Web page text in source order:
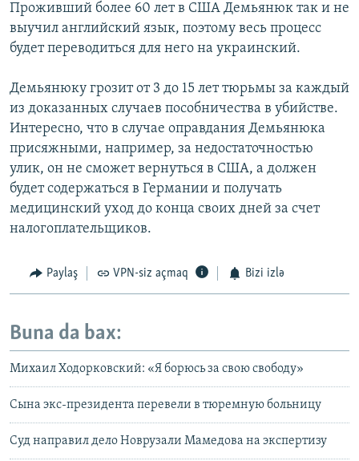
Проживший более 60 лет в США Демьянюк так и не
выучил английский язык, поэтому весь процесс
будет переводиться для него на украинский.
Демьянюку грозит от 3 до 15 лет тюрьмы за каждый
из доказанных случаев пособничества в убийстве.
Интересно, что в случае оправдания Демьянюка
присяжными, например, за недостаточностью
улик, он не сможет вернуться в США, а должен
будет содержаться в Германии и получать
медицинский уход до конца своих дней за счет
налогоплательщиков.
Paylaş VPN-siz açmaq Bizi izlə
Buna da bax:
Михаил Ходорковский: «Я борюсь за свою свободу»
Сына экс-президента перевели в тюремную больницу
Суд направил дело Новрузали Мамедова на экспертизу